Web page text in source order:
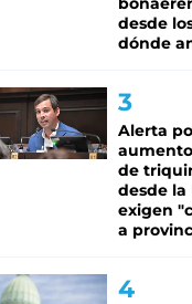
desde
dónde
Alerta
de
desde la
exigen
a